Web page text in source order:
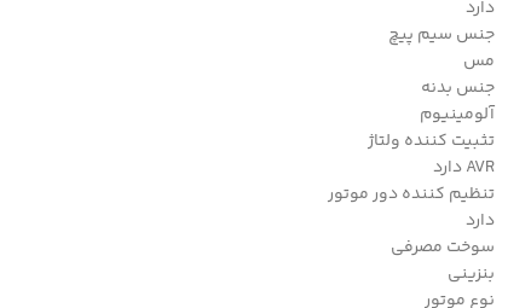
دارد
جنس سیم پیچ
مس
جنس بدنه
آلومینیوم
تثبیت کننده ولتاژ
AVR دارد
تنظیم کننده دور موتور
دارد
سوخت مصرفی
بنزینی
نوع موتور